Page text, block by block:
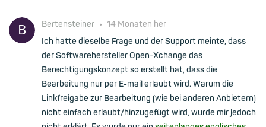
Bertensteiner • 14 Monaten her
Ich hatte dieselbe Frage und der Support meinte, dass
der Softwarehersteller Open-Xchange das
Berechtigungskonzept so erstellt hat, dass die
Bearbeitung nur per E-mail erlaubt wird. Warum die
Linkfreigabe zur Bearbeitung (wie bei anderen Anbietern)
nicht einfach erlaubt/hinzugefügt wird, wurde mir jedoch